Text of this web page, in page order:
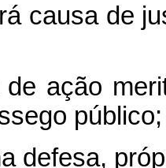
causa de
ação
público;
defesa,